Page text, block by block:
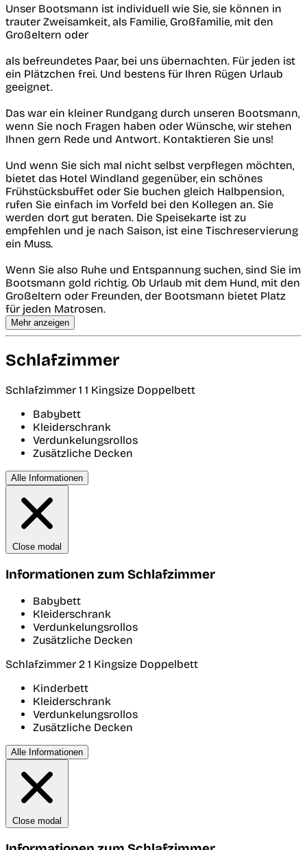
Unser Bootsmann ist individuell wie Sie, sie können in
trauter Zweisamkeit, als Familie, Großfamilie, mit den
Großeltern oder
als befreundetes Paar, bei uns übernachten. Für jeden ist
ein Plätzchen frei. Und bestens für Ihren Rügen Urlaub
geeignet.
Das war ein kleiner Rundgang durch unseren Bootsmann,
wenn Sie noch Fragen haben oder Wünsche, wir stehen
Ihnen gern Rede und Antwort. Kontaktieren Sie uns!
Und wenn Sie sich mal nicht selbst verpflegen möchten,
bietet das Hotel Windland gegenüber, ein schönes
Frühstücksbuffet oder Sie buchen gleich Halbpension,
rufen Sie einfach im Vorfeld bei den Kollegen an. Sie
werden dort gut beraten. Die Speisekarte ist zu
empfehlen und je nach Saison, ist eine Tischreservierung
ein Muss.
Wenn Sie also Ruhe und Entspannung suchen, sind Sie im
Bootsmann gold richtig. Ob Urlaub mit dem Hund, mit den
Großeltern oder Freunden, der Bootsmann bietet Platz
für jeden Matrosen.
Mehr anzeigen
Schlafzimmer
Schlafzimmer 1 1 Kingsize Doppelbett
Babybett
Kleiderschrank
Verdunkelungsrollos
Zusätzliche Decken
Alle Informationen
Close modal
Informationen zum Schlafzimmer
Babybett
Kleiderschrank
Verdunkelungsrollos
Zusätzliche Decken
Schlafzimmer 2 1 Kingsize Doppelbett
Kinderbett
Kleiderschrank
Verdunkelungsrollos
Zusätzliche Decken
Alle Informationen
Close modal